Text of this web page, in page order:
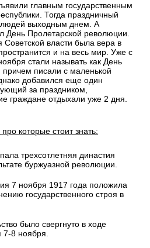
главным государственным
Тогда праздничный
людей выходным днем. А
День Пролетарской революции.
Советской власти была вера в
и на весь мир. Уже с
стали называть как День
причем писали с маленькой
добавился еще один
за праздником,
граждане отдыхали уже 2 дня.
которые стоит знать:
трехсотлетняя династия
буржуазной революции.
7 ноября 1917 года положила
государственного строя в
было свергнуто в ходе
7-8 ноября.